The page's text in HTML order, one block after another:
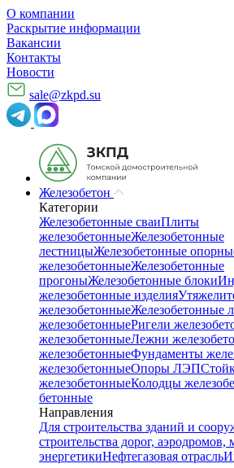
О компании
Раскрытие информации
Вакансии
Контакты
Новости
sale@zkpd.su
Железобетон
Категории
Железобетонные сваиПлиты
железобетонныеЖелезобетонные
лестницыЖелезобетонные
железобетонныеЖелезобетонные
прогоныЖелезобетонные блоки
железобетонные изделия
железобетонныеЖелезобетонные
железобетонныеРигели
железобетонныеЛежни
железобетонныеФундаменты
железобетонныеОпоры ЛЭП
железобетонныеКолодцы
бетонные
Направления
Для строительства зданий и
строительства дорог, аэродромов,
энергетикиНефтегазовая отрасль